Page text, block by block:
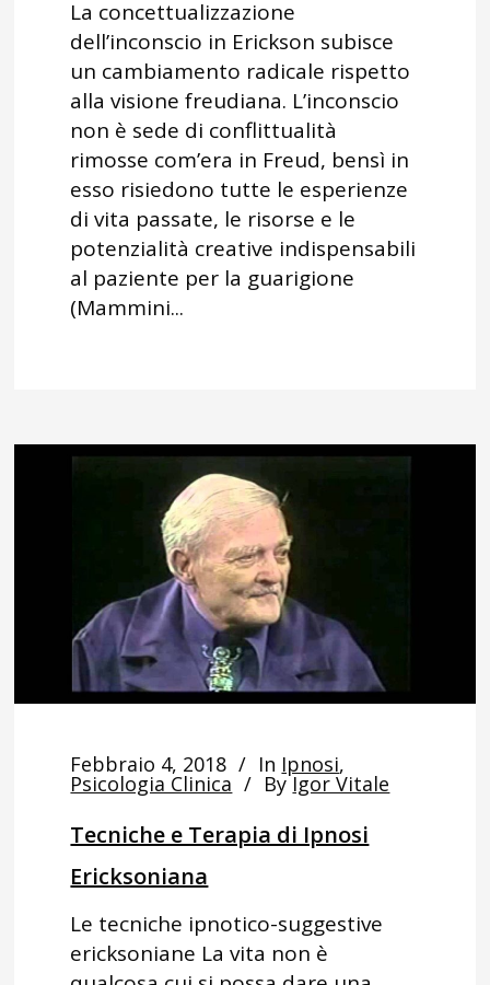
La concettualizzazione
dell’inconscio in Erickson subisce
un cambiamento radicale rispetto
alla visione freudiana. L’inconscio
non è sede di conflittualità
rimosse com’era in Freud, bensì in
esso risiedono tutte le esperienze
di vita passate, le risorse e le
potenzialità creative indispensabili
al paziente per la guarigione
(Mammini...
Febbraio 4, 2018 In Ipnosi,
Psicologia Clinica By Igor Vitale
Tecniche e Terapia di Ipnosi
Ericksoniana
Le tecniche ipnotico-suggestive
ericksoniane La vita non è